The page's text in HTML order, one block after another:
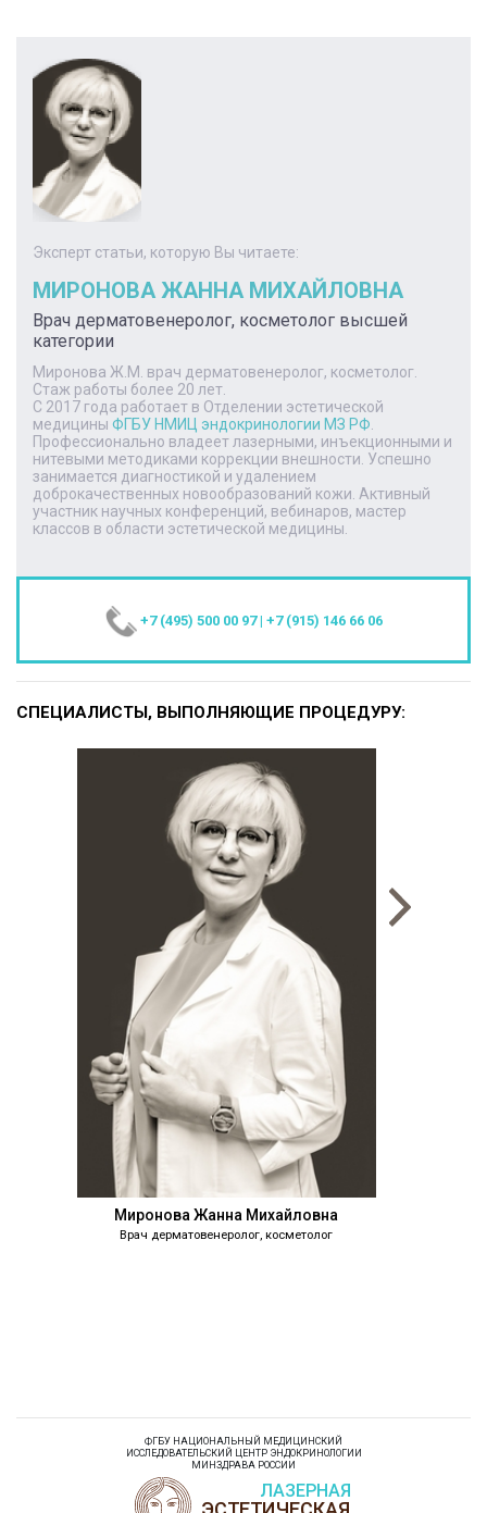
Эксперт статьи, которую Вы читаете:
МИРОНОВА ЖАННА МИХАЙЛОВНА
Врач дерматовенеролог, косметолог высшей
категории
Миронова Ж.М. врач дерматовенеролог, косметолог.
Стаж работы более 20 лет.
С 2017 года работает в Отделении эстетической
медицины ФГБУ НМИЦ эндокринологии МЗ РФ.
Профессионально владеет лазерными, инъекционными и
нитевыми методиками коррекции внешности. Успешно
занимается диагностикой и удалением
доброкачественных новообразований кожи. Активный
участник научных конференций, вебинаров, мастер
классов в области эстетической медицины.
+7 (495) 500 00 97 +7 (915) 146 66 06
СПЕЦИАЛИСТЫ, ВЫПОЛНЯЮЩИЕ ПРОЦЕДУРУ:
Миронова Жанна Михайловна
Врач дерматовенеролог, косметолог
ФГБУ НАЦИОНАЛЬНЫЙ МЕДИЦИНСКИЙ
ИССЛЕДОВАТЕЛЬСКИЙ ЦЕНТР ЭНДОКРИНОЛОГИИ
МИНЗДРАВА РОССИИ